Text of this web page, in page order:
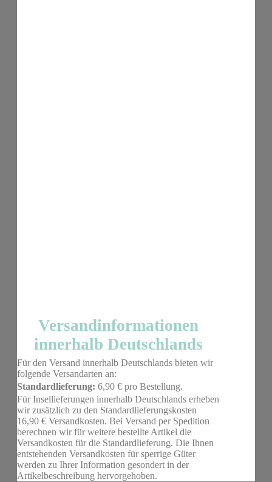
Versandinformationen
innerhalb Deutschlands
Für den Versand innerhalb Deutschlands bieten wir
folgende Versandarten an:
Standardlieferung: 6,90 € pro Bestellung.
Für Insellieferungen innerhalb Deutschlands erheben
wir zusätzlich zu den Standardlieferungskosten
16,90 € Versandkosten. Bei Versand per Spedition
berechnen wir für weitere bestellte Artikel die
Versandkosten für die Standardlieferung. Die Ihnen
entstehenden Versandkosten für sperrige Güter
werden zu Ihrer Information gesondert in der
Artikelbeschreibung hervorgehoben.